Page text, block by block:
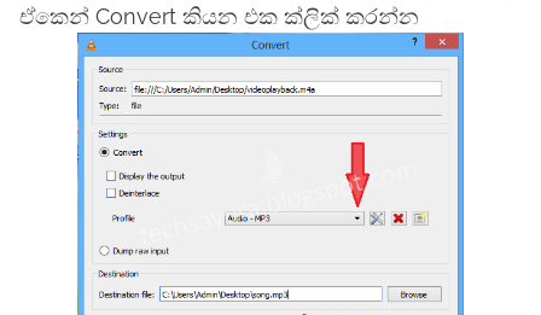
ඒකෙන් Convert කියන එක ක්ලික් කරන්න